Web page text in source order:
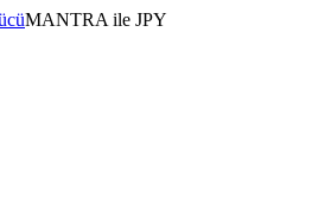
MANTRA ile JPY